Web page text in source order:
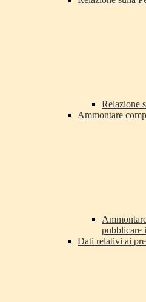
Relazione
Ammontare
pubblicare
Dati relativi ai